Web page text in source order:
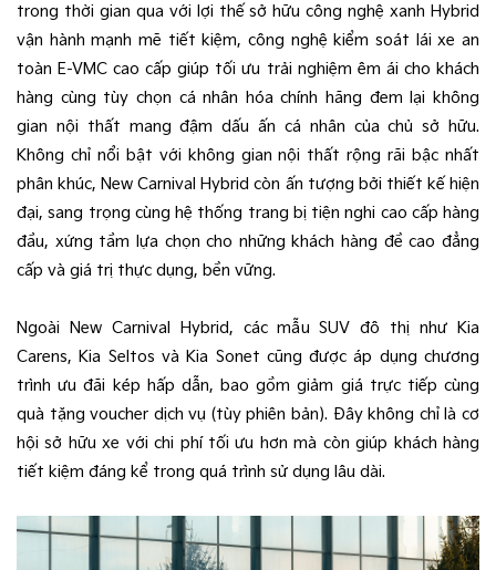
trong thời gian qua với lợi thế sở hữu công nghệ xanh Hybrid
vận hành mạnh mẽ tiết kiệm, công nghệ kiểm soát lái xe an
toàn E-VMC cao cấp giúp tối ưu trải nghiệm êm ái cho khách
hàng cùng tùy chọn cá nhân hóa chính hãng đem lại không
gian nội thất mang đậm dấu ấn cá nhân của chủ sở hữu.
Không chỉ nổi bật với không gian nội thất rộng rãi bậc nhất
phân khúc, New Carnival Hybrid còn ấn tượng bởi thiết kế hiện
đại, sang trọng cùng hệ thống trang bị tiện nghi cao cấp hàng
đầu, xứng tầm lựa chọn cho những khách hàng đề cao đẳng
cấp và giá trị thực dụng, bền vững.
Ngoài New Carnival Hybrid, các mẫu SUV đô thị như Kia
Carens, Kia Seltos và Kia Sonet cũng được áp dụng chương
trình ưu đãi kép hấp dẫn, bao gồm giảm giá trực tiếp cùng
quà tặng voucher dịch vụ (tùy phiên bản). Đây không chỉ là cơ
hội sở hữu xe với chi phí tối ưu hơn mà còn giúp khách hàng
tiết kiệm đáng kể trong quá trình sử dụng lâu dài.